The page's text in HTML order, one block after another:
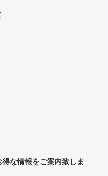
な情報をご案内致しま